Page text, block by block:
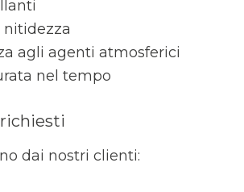
nitidezza
agli agenti atmosferici
nel tempo
dai nostri clienti: